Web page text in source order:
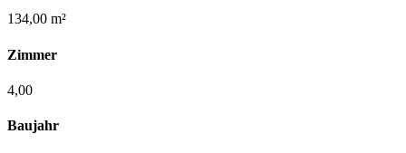
134,00 m²
Zimmer
4,00
Baujahr